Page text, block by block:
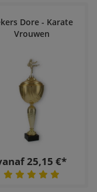
Dore - Karate
Vrouwen
25,15 €*